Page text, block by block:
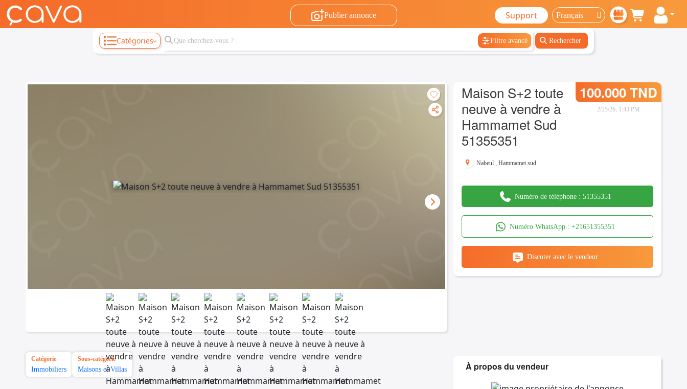
Publier annonce Support
Catégories Filtre avancé Rechercher
Maison S+2 toute
neuve à vendre à
Hammamet Sud
51355351
100.000 TND
2/25/26, 1:43 PM
Nabeul ,Hammamet sud
Numéro de téléphone : 51355351
Numéro WhatsApp : +21651355351
Discuter avec le vendeur
Catégorie
Immobiliers
Sous-catégorie
Maisons et Villas À propos du vendeur